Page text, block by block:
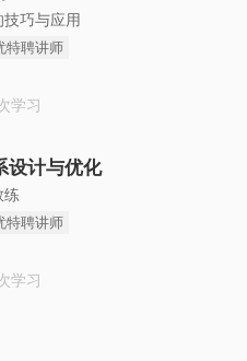
巧与应用
特聘讲师
学习
设计与优化
练
特聘讲师
学习